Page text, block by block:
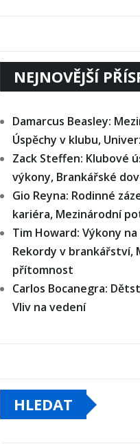
NEJNOVĚJŠÍ
Damarcus Beasley:
Úspěchy v klubu,
Zack Steffen: Klubové
výkony, Brankářské
Gio Reyna: Rodinné
kariéra, Mezinárodní
Tim Howard: Výkony
Rekordy v brankářství,
přítomnost
Carlos Bocanegra:
Vliv na vedení
HLEDAT